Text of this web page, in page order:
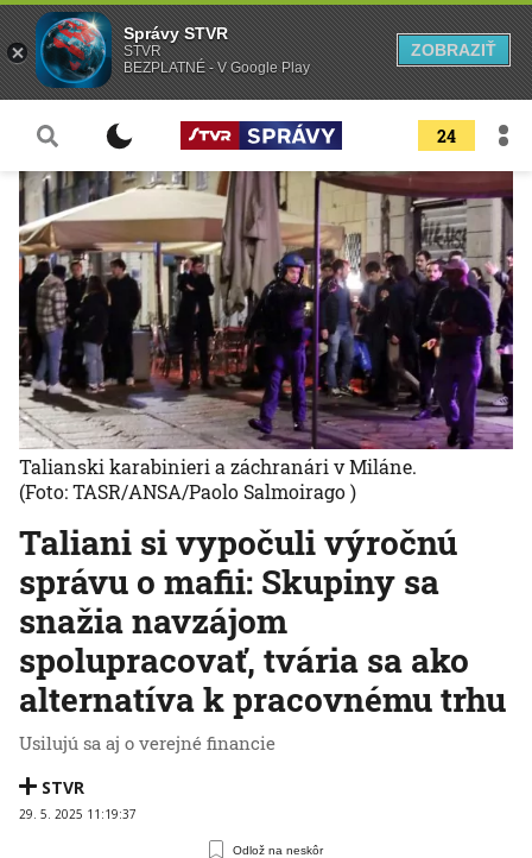
24
Taliani si vypočuli výročnú
správu o mafii: Skupiny sa
snažia navzájom
spolupracovať, tvária sa ako
alternatíva k pracovnému trhu
Usilujú sa aj o verejné financie
STVR
29. 5. 2025 11:19:37
Odlož na neskôr
Talianski karabinieri a záchranári v Miláne.
(Foto: TASR/ANSA/Paolo Salmoirago )
Správy STVR
STVR
BEZPLATNÉ - V Google Play
ZOBRAZIŤ